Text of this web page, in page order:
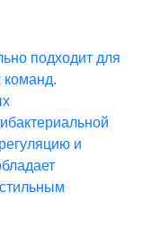
подходит для
команд.
и